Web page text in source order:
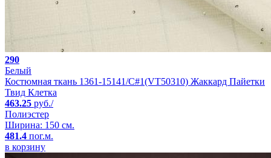
290
Белый
Костюмная ткань 1361-15141/C#1(VT50310) Жаккард Пайетки
Твид Клетка
463.25 руб./
Полиэстер
Ширина: 150 см.
481.4 пог.м.
в корзину